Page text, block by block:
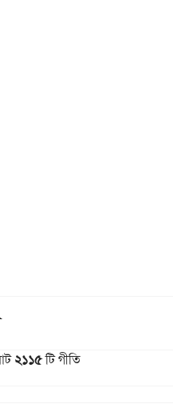
২১১৫টি গীতি